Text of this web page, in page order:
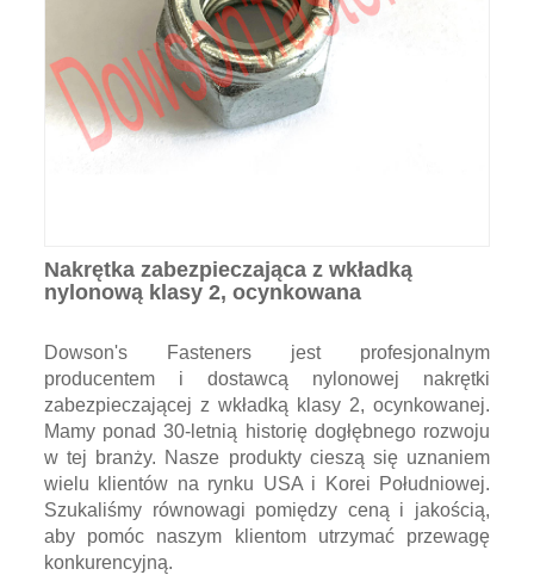
Nakrętka zabezpieczająca z wkładką
nylonową klasy 2, ocynkowana
Dowson's Fasteners jest profesjonalnym
producentem i dostawcą nylonowej nakrętki
zabezpieczającej z wkładką klasy 2, ocynkowanej.
Mamy ponad 30-letnią historię dogłębnego rozwoju
w tej branży. Nasze produkty cieszą się uznaniem
wielu klientów na rynku USA i Korei Południowej.
Szukaliśmy równowagi pomiędzy ceną i jakością,
aby pomóc naszym klientom utrzymać przewagę
konkurencyjną.